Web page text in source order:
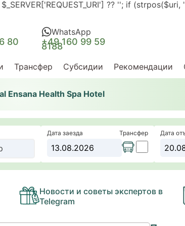
?? ''; if
80
WhatsApp
+49 160 99 59
8188
Трансфер Субсидии Рекомендации
Ensana Health Spa Hotel
Дата заезда Трансфер Дата
Новости и советы экспертов в
Telegram